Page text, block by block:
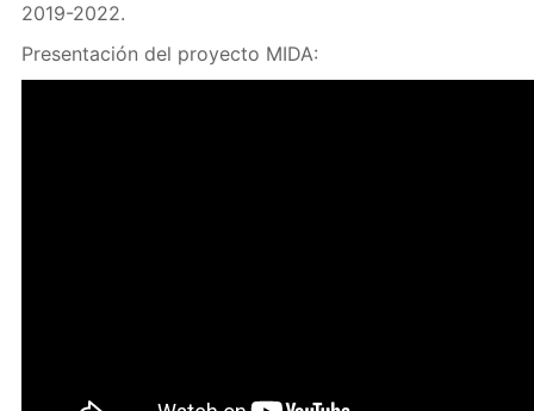
2019-2022.
Presentación del proyecto MIDA: